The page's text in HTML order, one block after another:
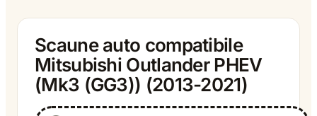
Scaune auto compatibile
Mitsubishi Outlander PHEV
(Mk3 (GG3)) (2013-2021)